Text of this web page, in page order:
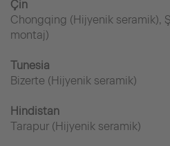
Çin
Chongqing (Hijyenik seramik),
montaj)
Tunesia
Bizerte (Hijyenik seramik)
Hindistan
Tarapur (Hijyenik seramik)